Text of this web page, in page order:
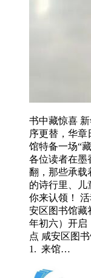
书中藏惊喜
序更替，华
馆特备一场“
各位读者在墨
翻，那些承载
的诗行里、儿
你来认领！
安区图书馆藏
年初六）开启
点 咸安区图
1. 来馆…